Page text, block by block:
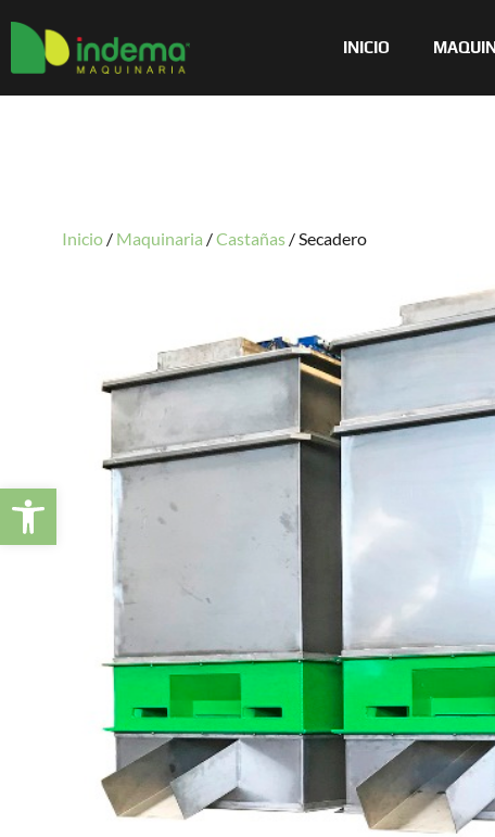
Abrir barra de herramientas
INICIO
Inicio / Maquinaria /Castañas /Secadero